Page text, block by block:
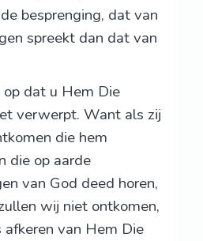
besprenging, dat van
spreekt dan dat van
dat u Hem Die
verwerpt. Want als zij
die hem
die op aarde
van God deed horen,
wij niet ontkomen,
afkeren van Hem Die